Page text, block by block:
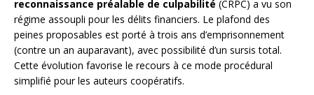
reconnaissance préalable de culpabilité (CRPC) a vu son
régime assoupli pour les délits financiers. Le plafond des
peines proposables est porté à trois ans d’emprisonnement
(contre un an auparavant), avec possibilité d’un sursis total.
Cette évolution favorise le recours à ce mode procédural
simplifié pour les auteurs coopératifs.